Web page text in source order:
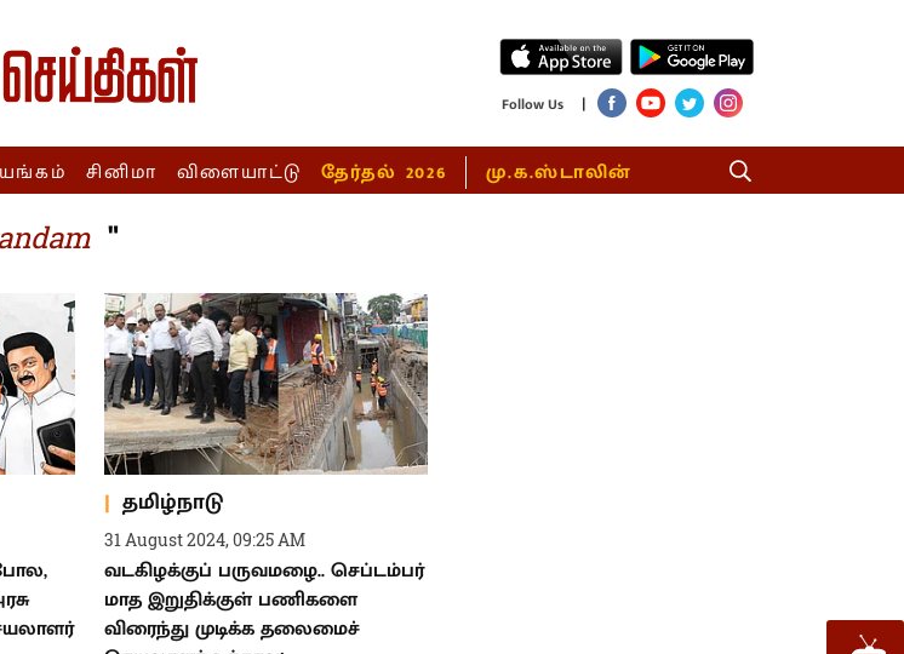
Follow Us |
சினிமா விளையாட்டு தேர்தல் 2026 மு.க.ஸ்டாலின்
"
தமிழ்நாடு
31 August 2024, 09:25 AM
வடகிழக்குப் பருவமழை.. செப்டம்பர்
மாத இறுதிக்குள் பணிகளை
விரைந்து முடிக்க தலைமைச்